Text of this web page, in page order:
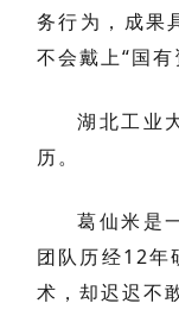
务行为，成果
不会戴上“国有
湖北工业
历。
葛仙米是
团队历经12年
术，却迟迟不